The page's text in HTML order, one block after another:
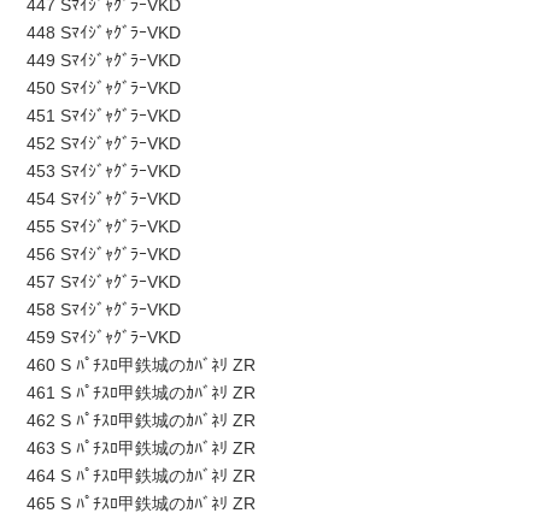
447 SﾏｲｼﾞｬｸﾞﾗｰVKD
448 SﾏｲｼﾞｬｸﾞﾗｰVKD
449 SﾏｲｼﾞｬｸﾞﾗｰVKD
450 SﾏｲｼﾞｬｸﾞﾗｰVKD
451 SﾏｲｼﾞｬｸﾞﾗｰVKD
452 SﾏｲｼﾞｬｸﾞﾗｰVKD
453 SﾏｲｼﾞｬｸﾞﾗｰVKD
454 SﾏｲｼﾞｬｸﾞﾗｰVKD
455 SﾏｲｼﾞｬｸﾞﾗｰVKD
456 SﾏｲｼﾞｬｸﾞﾗｰVKD
457 SﾏｲｼﾞｬｸﾞﾗｰVKD
458 SﾏｲｼﾞｬｸﾞﾗｰVKD
459 SﾏｲｼﾞｬｸﾞﾗｰVKD
460 S ﾊﾟﾁｽﾛ甲鉄城のｶﾊﾞﾈﾘ ZR
461 S ﾊﾟﾁｽﾛ甲鉄城のｶﾊﾞﾈﾘ ZR
462 S ﾊﾟﾁｽﾛ甲鉄城のｶﾊﾞﾈﾘ ZR
463 S ﾊﾟﾁｽﾛ甲鉄城のｶﾊﾞﾈﾘ ZR
464 S ﾊﾟﾁｽﾛ甲鉄城のｶﾊﾞﾈﾘ ZR
465 S ﾊﾟﾁｽﾛ甲鉄城のｶﾊﾞﾈﾘ ZR